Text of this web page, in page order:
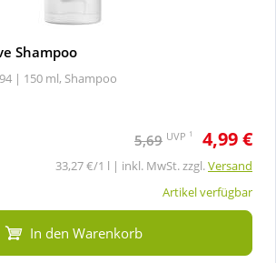
Shampoo
| 150 ml, Shampoo
5,69 UVP 1 4,99 €
33,27 €/1 l | inkl. MwSt. zzgl.Versand
Artikel verfügbar
In den Warenkorb